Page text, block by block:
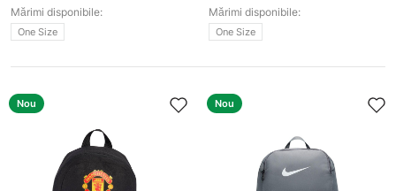
Mărimi disponibile:
One Size
Mărimi disponibile:
One Size
Nou Nou